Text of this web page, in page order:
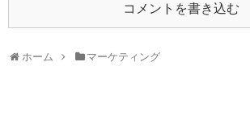
コメントを書き込む
ホーム マーケティング